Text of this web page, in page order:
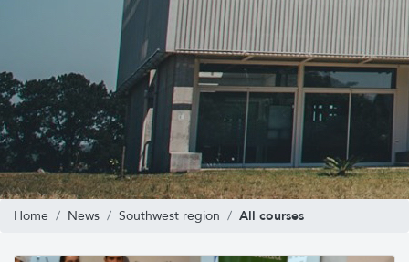
Home News Southwest region All courses